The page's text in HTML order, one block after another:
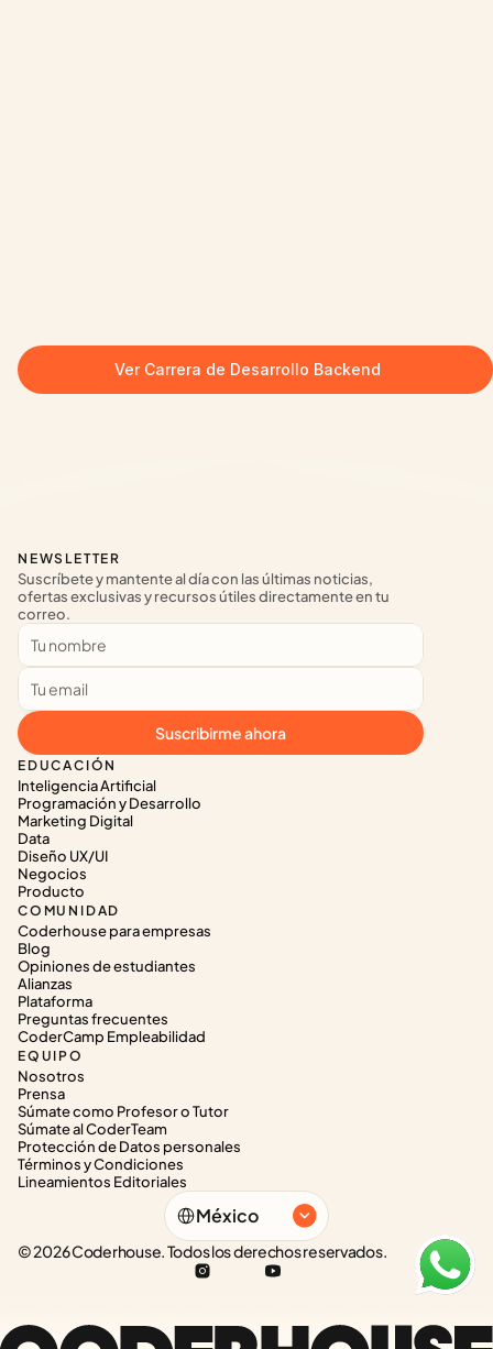
Ver Carrera de Desarrollo Backend
EDUCACIÓN
Inteligencia Artificial
Programación y Desarrollo
Marketing Digital
Data
Diseño UX/UI
Negocios
Producto
COMUNIDAD
Coderhouse para empresas
Blog
Opiniones de estudiantes
Alianzas
Plataforma
Preguntas frecuentes
CoderCamp Empleabilidad
EQUIPO
Nosotros
Prensa
Súmate como Profesor o Tutor
Súmate al CoderTeam
Protección de Datos personales
Términos y Condiciones
Lineamientos Editoriales
NEWSLETTER
Suscríbete y mantente al día con las últimas noticias,
ofertas exclusivas y recursos útiles directamente en tu
correo.
Suscribirme ahora
Select Language
México
© 2026 Coderhouse. Todos los derechos reservados.